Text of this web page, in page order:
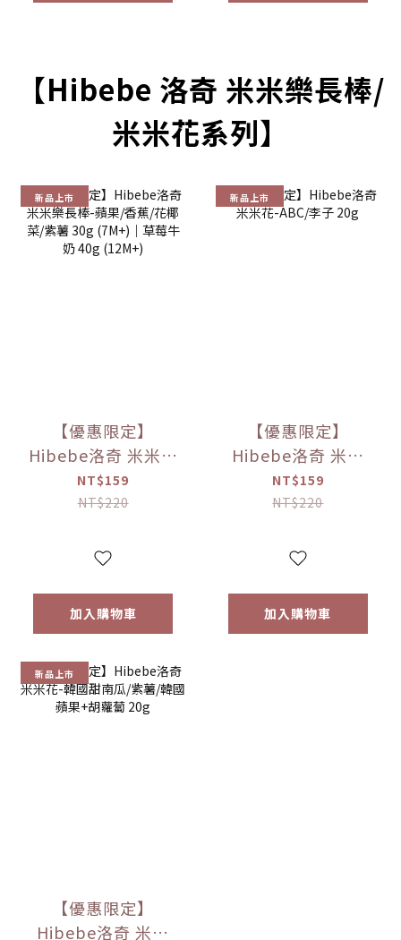
【Hibebe 洛奇 米米樂長棒/
米米花系列】
新品上市
【優惠限定】
Hibebe洛奇 米米樂
長棒-蘋果/香蕉/花
椰菜/紫薯 30g
40g (12M+)
NT$159
NT$220
加入購物車
新品上市
【優惠限定】
Hibebe洛奇 米米
花-ABC/李子 20g
NT$159
NT$220
加入購物車
新品上市
【優惠限定】
Hibebe洛奇 米米